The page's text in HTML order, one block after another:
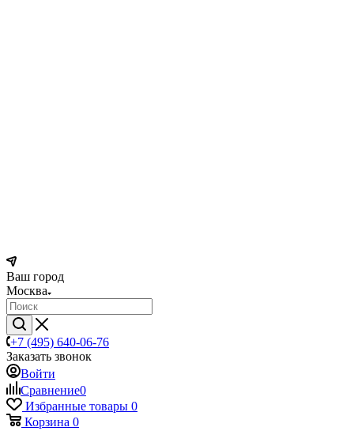
Ваш город
Москва
+7 (495) 640-06-76
Заказать звонок
Войти
Сравнение0
Избранные товары 0
Корзина 0